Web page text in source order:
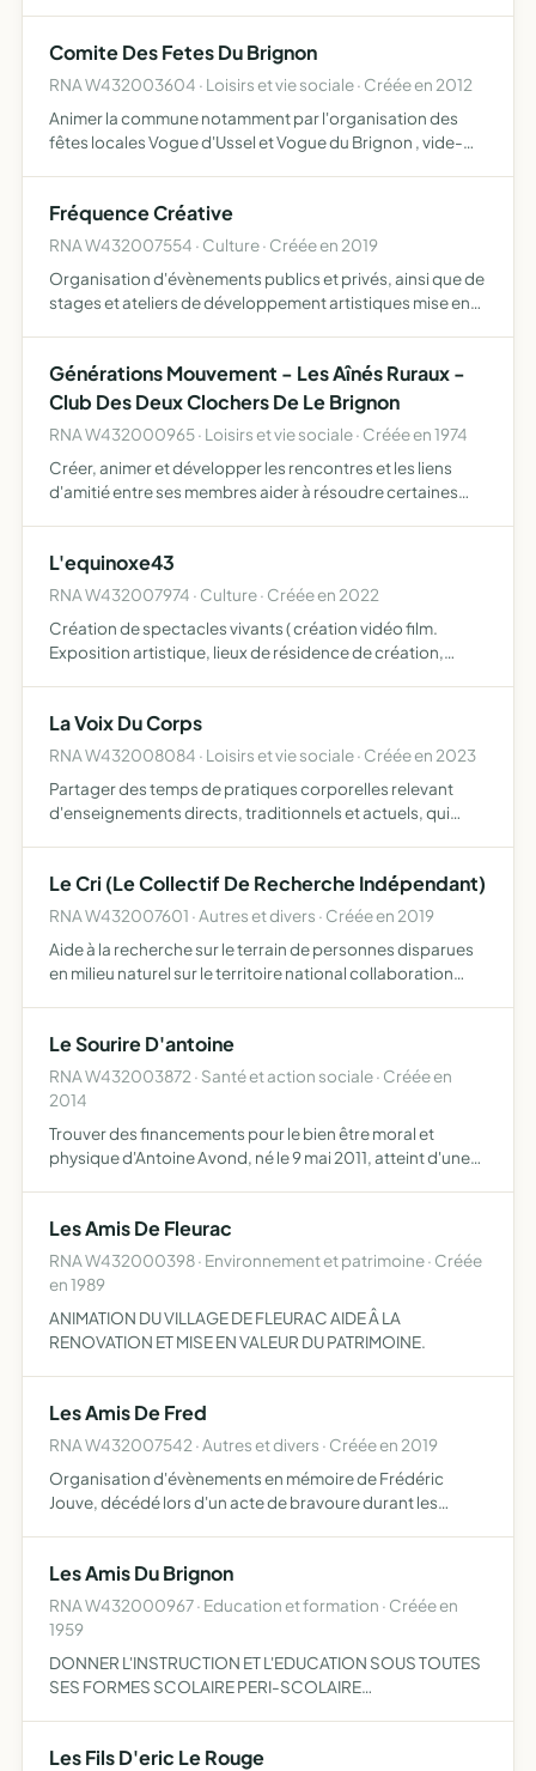
Comite Des Fetes Du Brignon
RNA W432003604 · Loisirs et vie sociale · Créée en 2012
Animer la commune notamment par l'organisation des
fêtes locales Vogue d'Ussel et Vogue du Brignon , vide-
Fréquence Créative
RNA W432007554 · Culture · Créée en 2019
Organisation d'évènements publics et privés, ainsi que de
stages et ateliers de développement artistiques mise en
ponctue…
Générations Mouvement - Les Aînés Ruraux -
Club Des Deux Clochers De Le Brignon
RNA W432000965 · Loisirs et vie sociale · Créée en 1974
Créer, animer et développer les rencontres et les liens
d'amitié entre ses membres aider à résoudre certaines
L'equinoxe43
RNA W432007974 · Culture · Créée en 2022
Création de spectacles vivants ( création vidéo film.
Exposition artistique, lieux de résidence de création,
La Voix Du Corps
RNA W432008084 · Loisirs et vie sociale · Créée en 2023
Partager des temps de pratiques corporelles relevant
d'enseignements directs, traditionnels et actuels, qui
Le Cri (Le Collectif De Recherche Indépendant)
RNA W432007601 · Autres et divers · Créée en 2019
Aide à la recherche sur le terrain de personnes disparues
en milieu naturel sur le territoire national collaboration
Le Sourire D'antoine
RNA W432003872 · Santé et action sociale · Créée en
2014
Trouver des financements pour le bien être moral et
physique d'Antoine Avond, né le 9 mai 2011, atteint d'une
différents typ…
Les Amis De Fleurac
RNA W432000398 · Environnement et patrimoine · Créée
en 1989
ANIMATION DU VILLAGE DE FLEURAC AIDE Â LA
RENOVATION ET MISE EN VALEUR DU PATRIMOINE.
Les Amis De Fred
RNA W432007542 · Autres et divers · Créée en 2019
Organisation d'évènements en mémoire de Frédéric
Jouve, décédé lors d'un acte de bravoure durant les
Les Amis Du Brignon
RNA W432000967 · Education et formation · Créée en
1959
DONNER L'INSTRUCTION ET L'EDUCATION SOUS TOUTES
SES FORMES SCOLAIRE PERI-SCOLAIRE
LES LOISIRS ET LES
Les Fils D'eric Le Rouge